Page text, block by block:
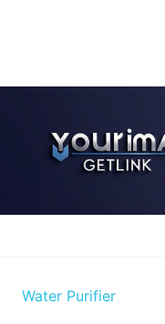
Water Purifier